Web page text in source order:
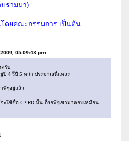
รวมมา)
ดยคณะกรรมการ เป็นต้น
05:09:43 pm
รับ
ยู่ปี 4 รึปี 5 หว่า ประมาณนี้แหละ
พี่ๆอยู่แล้ว
ใช้ชื่อ CPIRD นั้น ก็รอพี่ๆเขามาตอบเหมือน